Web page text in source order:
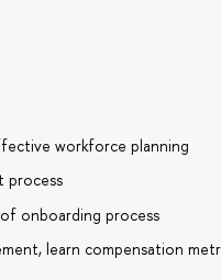
workforce planning
process
onboarding process
learn compensation